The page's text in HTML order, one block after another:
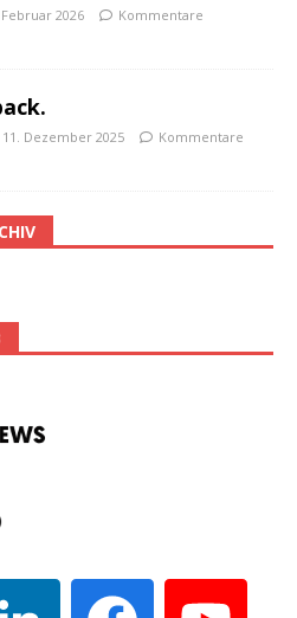
2026
Kommentare
Dezember 2025
Kommentare